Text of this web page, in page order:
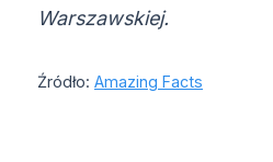
Warszawskiej.
Źródło: Amazing Facts